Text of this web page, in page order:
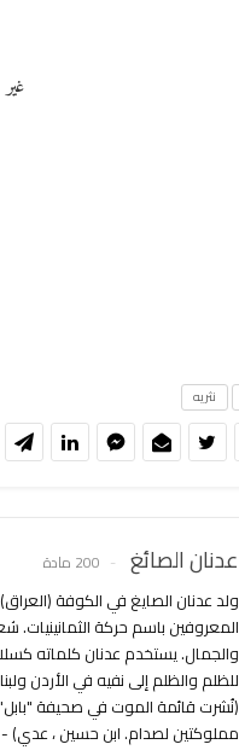
نثريه
عدنان الصائغ 200 مادة
المعروفين باسم حركة
مملوكتين لصدام. ابن حسين ، عدي) -